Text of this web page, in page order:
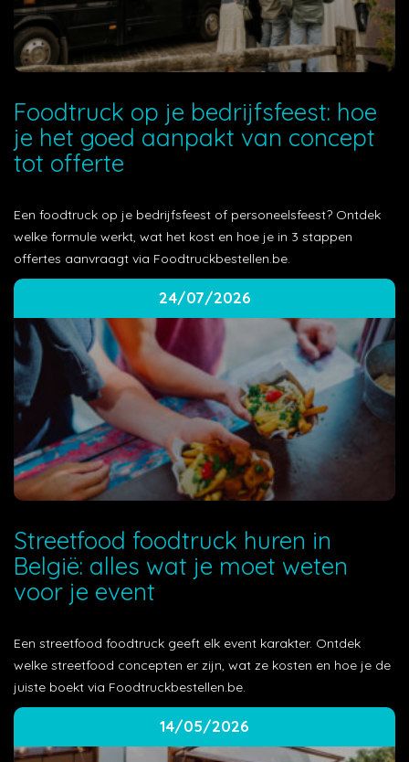
Foodtruck op je bedrijfsfeest: hoe
je het goed aanpakt van concept
tot offerte
Een foodtruck op je bedrijfsfeest of personeelsfeest? Ontdek
welke formule werkt, wat het kost en hoe je in 3 stappen
offertes aanvraagt via Foodtruckbestellen.be.
24/07/2026
Streetfood foodtruck huren in
België: alles wat je moet weten
voor je event
Een streetfood foodtruck geeft elk event karakter. Ontdek
welke streetfood concepten er zijn, wat ze kosten en hoe je de
juiste boekt via Foodtruckbestellen.be.
14/05/2026